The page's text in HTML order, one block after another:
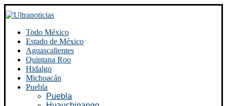
Todo México
Estado de México
Aguascalientes
Quintana Roo
Hidalgo
Michoacán
Puebla
Puebla